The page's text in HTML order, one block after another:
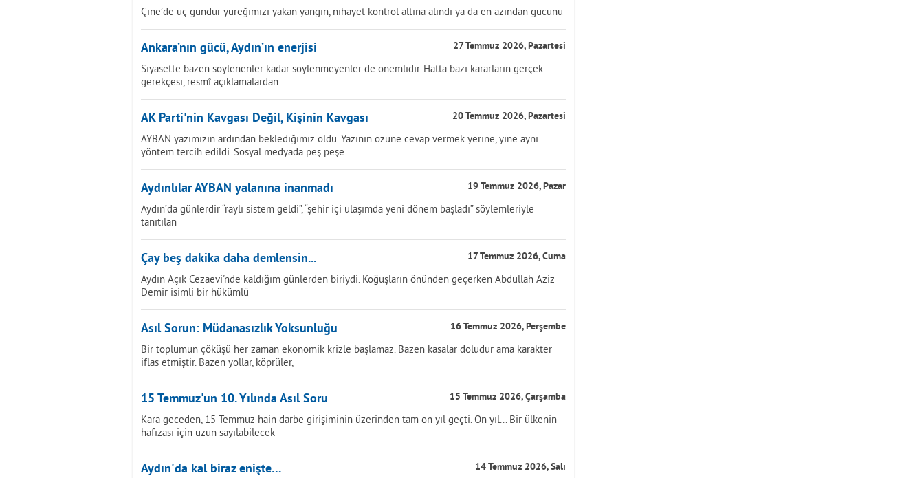
Çine’de üç gündür yüreğimizi yakan yangın, nihayet kontrol altına alındı ya da en azından gücünü
Ankara’nın gücü, Aydın’ın enerjisi 27 Temmuz 2026, Pazartesi
Siyasette bazen söylenenler kadar söylenmeyenler de önemlidir. Hatta bazı kararların gerçek
gerekçesi, resmî açıklamalardan
AK Parti'nin Kavgası Değil, Kişinin Kavgası 20 Temmuz 2026, Pazartesi
AYBAN yazımızın ardından beklediğimiz oldu. Yazının özüne cevap vermek yerine, yine aynı
yöntem tercih edildi. Sosyal medyada peş peşe
Aydınlılar AYBAN yalanına inanmadı 19 Temmuz 2026, Pazar
Aydın’da günlerdir “raylı sistem geldi”, “şehir içi ulaşımda yeni dönem başladı” söylemleriyle
tanıtılan
Çay beş dakika daha demlensin... 17 Temmuz 2026, Cuma
Aydın Açık Cezaevi'nde kaldığım günlerden biriydi. Koğuşların önünden geçerken Abdullah Aziz
Demir isimli bir hükümlü
Asıl Sorun: Müdanasızlık Yoksunluğu 16 Temmuz 2026, Perşembe
Bir toplumun çöküşü her zaman ekonomik krizle başlamaz. Bazen kasalar doludur ama karakter
iflas etmiştir. Bazen yollar, köprüler,
15 Temmuz'un 10. Yılında Asıl Soru 15 Temmuz 2026, Çarşamba
Kara geceden, 15 Temmuz hain darbe girişiminin üzerinden tam on yıl geçti. On yıl... Bir ülkenin
hafızası için uzun sayılabilecek
Aydın'da kal biraz enişte… 14 Temmuz 2026, Salı